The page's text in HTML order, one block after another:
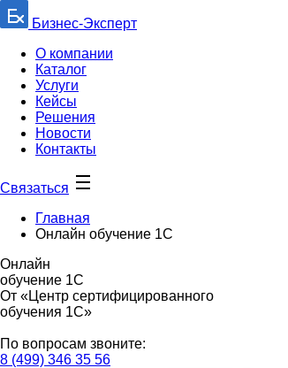
Бизнес-Эксперт
О компании
Каталог
Услуги
Кейсы
Решения
Новости
Контакты
Связаться
Главная
Онлайн обучение 1С
Онлайн
обучение 1С
От «Центр сертифицированного
обучения 1С»
По вопросам звоните:
8 (499) 346 35 56